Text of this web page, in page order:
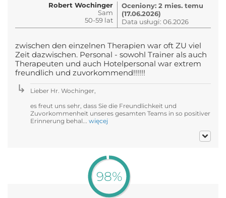
Robert Wochinger
Sam
50-59 lat
Oceniony: 2 mies. temu
(17.06.2026)
Data usługi: 06.2026
zwischen den einzelnen Therapien war oft ZU viel
Zeit dazwischen. Personal - sowohl Trainer als auch
Therapeuten und auch Hotelpersonal war extrem
freundlich und zuvorkommend!!!!!!
Lieber Hr. Wochinger,
es freut uns sehr, dass Sie die Freundlichkeit und
Zuvorkommenheit unseres gesamten Teams in so positiver
Erinnerung behal... więcej
98%